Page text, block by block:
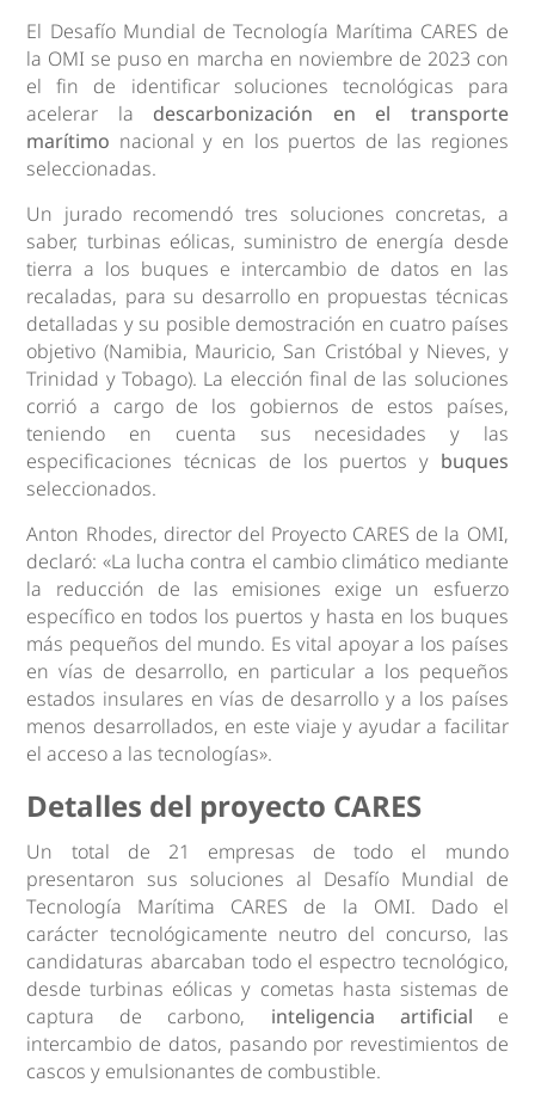
El Desafío Mundial de Tecnología Marítima CARES de
la OMI se puso en marcha en noviembre de 2023 con
el fin de identificar soluciones tecnológicas para
acelerar la descarbonización en el transporte
marítimo nacional y en los puertos de las regiones
seleccionadas.
Un jurado recomendó tres soluciones concretas, a
saber, turbinas eólicas, suministro de energía desde
tierra a los buques e intercambio de datos en las
recaladas, para su desarrollo en propuestas técnicas
detalladas y su posible demostración en cuatro países
objetivo (Namibia, Mauricio, San Cristóbal y Nieves, y
Trinidad y Tobago). La elección final de las soluciones
corrió a cargo de los gobiernos de estos países,
teniendo en cuenta sus necesidades y las
especificaciones técnicas de los puertos y buques
seleccionados.
Anton Rhodes, director del Proyecto CARES de la OMI,
declaró: «La lucha contra el cambio climático mediante
la reducción de las emisiones exige un esfuerzo
específico en todos los puertos y hasta en los buques
más pequeños del mundo. Es vital apoyar a los países
en vías de desarrollo, en particular a los pequeños
estados insulares en vías de desarrollo y a los países
menos desarrollados, en este viaje y ayudar a facilitar
el acceso a las tecnologías».
Detalles del proyecto CARES
Un total de 21 empresas de todo el mundo
presentaron sus soluciones al Desafío Mundial de
Tecnología Marítima CARES de la OMI. Dado el
carácter tecnológicamente neutro del concurso, las
candidaturas abarcaban todo el espectro tecnológico,
desde turbinas eólicas y cometas hasta sistemas de
captura de carbono, inteligencia artificial e
intercambio de datos, pasando por revestimientos de
cascos y emulsionantes de combustible.